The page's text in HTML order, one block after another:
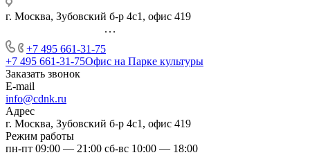
г. Москва, Зубовский б-р 4с1, офис 419
...
+7 495 661-31-75
+7 495 661-31-75Офис на Парке культуры
Заказать звонок
E-mail
info@cdnk.ru
Адрес
г. Москва, Зубовский б-р 4с1, офис 419
Режим работы
пн-пт 09:00 — 21:00 сб-вс 10:00 — 18:00